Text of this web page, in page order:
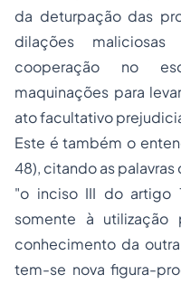
da deturpação das
dilações
cooperação no
maquinações para
ato facultativo
Este é também o
48), citando as palavras
"o inciso III do artigo
somente à
conhecimento da
tem-se nova figura-